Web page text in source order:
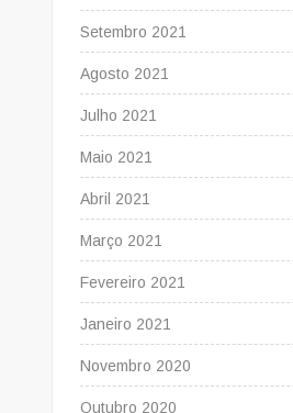
Setembro 2021
Agosto 2021
Julho 2021
Maio 2021
Abril 2021
Março 2021
Fevereiro 2021
Janeiro 2021
Novembro 2020
Outubro 2020